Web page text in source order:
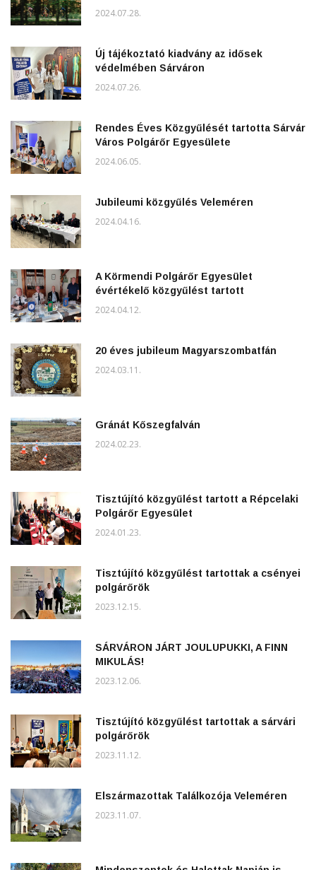
2024.07.28.
Új tájékoztató kiadvány az idősek
védelmében Sárváron
2024.07.26.
Rendes Éves Közgyűlését tartotta Sárvár
Város Polgárőr Egyesülete
2024.06.05.
Jubileumi közgyűlés Veleméren
2024.04.16.
A Körmendi Polgárőr Egyesület
évértékelő közgyűlést tartott
2024.04.12.
20 éves jubileum Magyarszombatfán
2024.03.11.
Gránát Kőszegfalván
2024.02.23.
Tisztújító közgyűlést tartott a Répcelaki
Polgárőr Egyesület
2024.01.23.
Tisztújító közgyűlést tartottak a csényei
polgárőrök
2023.12.15.
SÁRVÁRON JÁRT JOULUPUKKI, A FINN
MIKULÁS!
2023.12.06.
Tisztújító közgyűlést tartottak a sárvári
polgárőrök
2023.11.12.
Elszármazottak Találkozója Veleméren
2023.11.07.